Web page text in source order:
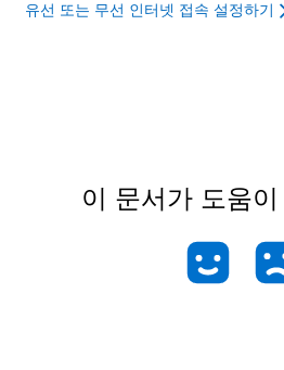
유선 또는 무선 인터넷 접속 설정하기
이 문서가 도움